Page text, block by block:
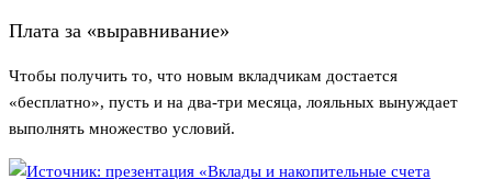
Плата за «выравнивание»
Чтобы получить то, что новым вкладчикам достается
«бесплатно», пусть и на два-три месяца, лояльных вынуждает
выполнять множество условий.